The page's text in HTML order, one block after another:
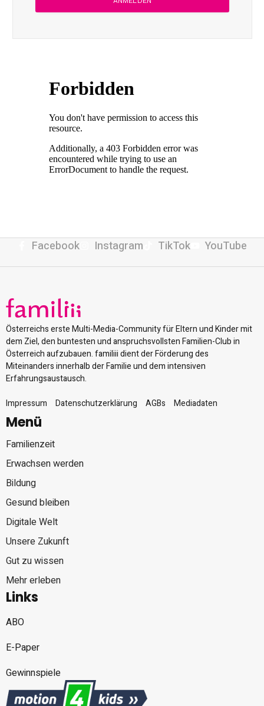
Facebook Instagram TikTok YouTube
Österreichs erste Multi-Media-Community für Eltern und Kinder mit
dem Ziel, den buntesten und anspruchsvollsten Familien-Club in
Österreich aufzubauen. familiii dient der Förderung des
Miteinanders innerhalb der Familie und dem intensiven
Erfahrungsaustausch.
Impressum
Datenschutzerklärung AGBs Mediadaten
Menü
Familienzeit
Erwachsen werden
Bildung
Gesund bleiben
Digitale Welt
Unsere Zukunft
Gut zu wissen
Mehr erleben
Links
ABO
E-Paper
Gewinnspiele